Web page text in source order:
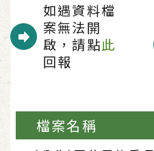
如遇資料檔
案無法開
啟，請點此
回報
檔案名稱